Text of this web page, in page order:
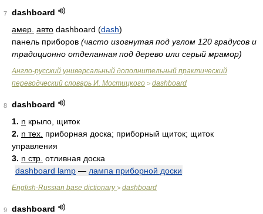
7
dashboard
амер. авто dashboard (dash)
панель приборов (часто изогнутая под углом 120 градусов и
традиционно отделанная под дерево или серый мрамор)
Англо-русский универсальный дополнительный практический
переводческий словарь И. Мостицкого > dashboard
8
dashboard
1. n крыло, щиток
2. n тех. приборная доска; приборный щиток; щиток
управления
3. n стр. отливная доска
dashboard lamp — лампа приборной доски
English-Russian base dictionary> dashboard
9
dashboard